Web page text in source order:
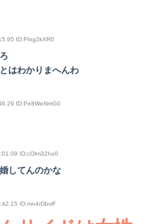
ID:Ffog2kXR0
はわかりまへんわ
ID:Pe8WeNmG0
ID:cOlm32ho0
してんのかな
ID:mn4rDbviF